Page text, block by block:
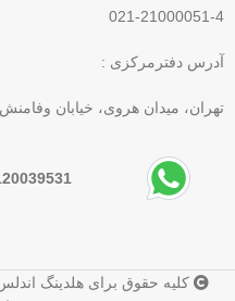
021-21000051-4
آدرس دفترمرکزی :
تهران، میدان هروی، خیابان
کلیه حقوق برای هلدینگ